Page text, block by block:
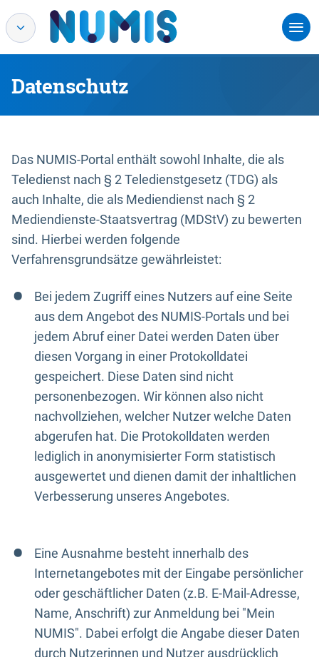
Datenschutz
Das NUMIS-Portal enthält sowohl Inhalte, die als
Teledienst nach § 2 Teledienstgesetz (TDG) als
auch Inhalte, die als Mediendienst nach § 2
Mediendienste-Staatsvertrag (MDStV) zu bewerten
sind. Hierbei werden folgende
Verfahrensgrundsätze gewährleistet:
Bei jedem Zugriff eines Nutzers auf eine Seite
aus dem Angebot des NUMIS-Portals und bei
jedem Abruf einer Datei werden Daten über
diesen Vorgang in einer Protokolldatei
gespeichert. Diese Daten sind nicht
personenbezogen. Wir können also nicht
nachvollziehen, welcher Nutzer welche Daten
abgerufen hat. Die Protokolldaten werden
lediglich in anonymisierter Form statistisch
ausgewertet und dienen damit der inhaltlichen
Verbesserung unseres Angebotes.
Eine Ausnahme besteht innerhalb des
Internetangebotes mit der Eingabe persönlicher
oder geschäftlicher Daten (z.B. E-Mail-Adresse,
Name, Anschrift) zur Anmeldung bei "Mein
NUMIS". Dabei erfolgt die Angabe dieser Daten
durch Nutzerinnen und Nutzer ausdrücklich